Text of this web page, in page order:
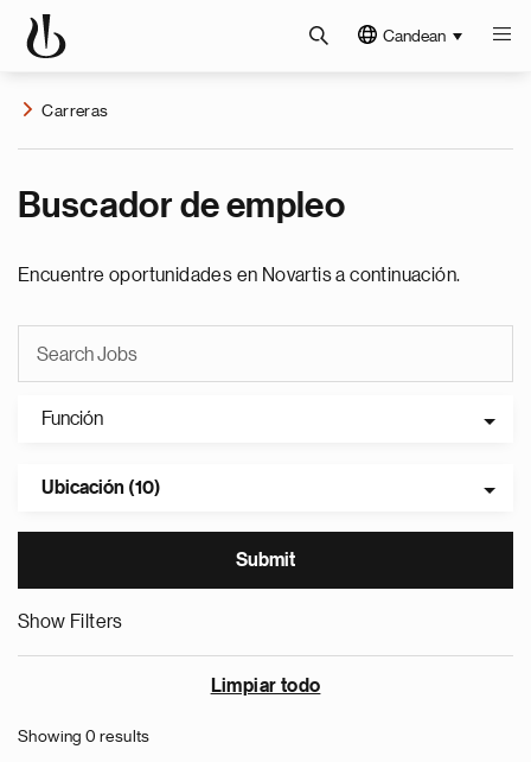
Candean
Carreras
Buscador de empleo
Encuentre oportunidades en Novartis a continuación.
Función
Ubicación (10)
Show Filters
Limpiar todo
Showing 0 results